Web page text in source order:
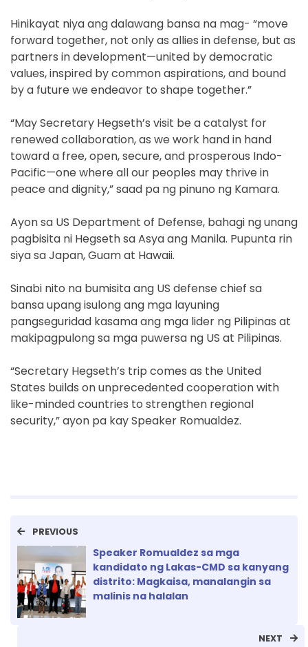
Hinikayat niya ang dalawang bansa na mag- “move
forward together, not only as allies in defense, but as
partners in development—united by democratic
values, inspired by common aspirations, and bound
by a future we endeavor to shape together.”
“May Secretary Hegseth’s visit be a catalyst for
renewed collaboration, as we work hand in hand
toward a free, open, secure, and prosperous Indo-
Pacific—one where all our peoples may thrive in
peace and dignity,” saad pa ng pinuno ng Kamara.
Ayon sa US Department of Defense, bahagi ng unang
pagbisita ni Hegseth sa Asya ang Manila. Pupunta rin
siya sa Japan, Guam at Hawaii.
Sinabi nito na bumisita ang US defense chief sa
bansa upang isulong ang mga layuning
pangseguridad kasama ang mga lider ng Pilipinas at
makipagpulong sa mga puwersa ng US at Pilipinas.
“Secretary Hegseth’s trip comes as the United
States builds on unprecedented cooperation with
like-minded countries to strengthen regional
security,” ayon pa kay Speaker Romualdez.
PREVIOUS
Speaker Romualdez sa mga
kandidato ng Lakas-CMD sa kanyang
distrito: Magkaisa, manalangin sa
malinis na halalan
NEXT